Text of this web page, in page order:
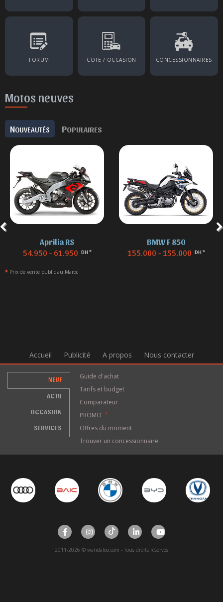
FORUM COTE / OCCASION CONCESSIONNAIRES
Motos neuves
NOUVEAUTÉS POPULAIRES
Aprilia RS
54.950 - 61.950 DH *
BMW F 850
155.000 - 155.000 DH *
* Prix de vente public au Maroc
Accueil Publicité A propos Nous contacter
NEUF
ACTU
OCCASION
SERVICES
Guide d'achat
Tarifs et budget
Comparateur
PROMO
*
Offres du moment
Trouver un concessionnaire
2011-2026 © wandaloo.com - Tous droits réservés